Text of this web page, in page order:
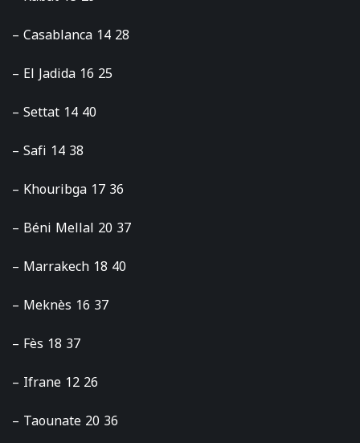
– Casablanca 14 28
– El Jadida 16 25
– Settat 14 40
– Safi 14 38
– Khouribga 17 36
– Béni Mellal 20 37
– Marrakech 18 40
– Meknès 16 37
– Fès 18 37
– Ifrane 12 26
– Taounate 20 36